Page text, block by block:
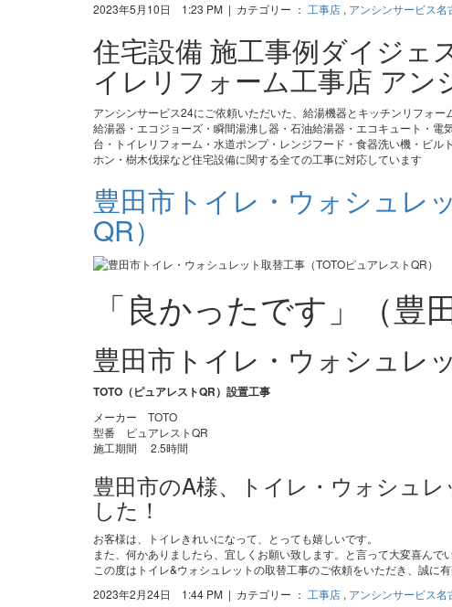
2023年5月10日 1:23 PM | カテゴリー ： 工事店 , アンシンサービス名
住宅設備 施工事例ダイジェ
イレリフォーム工事店 アン
アンシンサービス24にご依頼いただいた、給湯機器とキッチンリフォ
給湯器・エコジョーズ・瞬間湯沸し器・石油給湯器・エコキュート・
台・トイレリフォーム・水道ポンプ・レンジフード・食器洗い機・ビ
ホン・樹木伐採など住宅設備に関する全ての工事に対応しています
豊田市トイレ・ウォシュレ
QR）
「良かったです」（豊
豊田市トイレ・ウォシュレ
TOTO（ピュアレストQR）設置工事
メーカー TOTO
型番 ピュアレストQR
施工期間 2.5時間
豊田市のA様、トイレ・ウォシュ
した！
お客様は、トイレきれいになって、とっても嬉しいです。
また、何かありましたら、宜しくお願い致します。と言って大変喜んで
この度はトイレ&ウォシュレットの取替工事のご依頼をいただき、誠に
2023年2月24日 1:44 PM | カテゴリー ： 工事店 , アンシンサービス名